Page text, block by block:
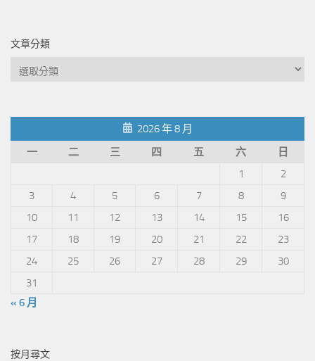
文章分類
文
類
2026 年 8 月
一
二 三 四 五 六
日
1
2
3
4 5 6 7 8
9
10
11 12 13 14 15
16
17
18 19 20 21 22
23
24
25 26 27 28 29
30
31
« 6 月
按月尋文